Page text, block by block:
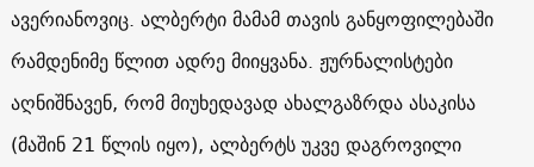
ავერიანოვიც. ალბერტი მამამ თავის განყოფილებაში
რამდენიმე წლით ადრე მიიყვანა. ჟურნალისტები
აღნიშნავენ, რომ მიუხედავად ახალგაზრდა ასაკისა
(მაშინ 21 წლის იყო), ალბერტს უკვე დაგროვილი